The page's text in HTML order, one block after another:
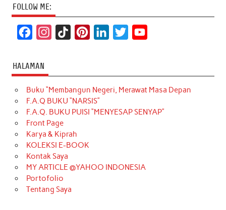
FOLLOW ME:
c
e
b
o
o
k
t
a
g
r
a
m
T
o
k
t
e
r
k
e
d
t
t
e
T
u
b
HALAMAN
Buku “Membangun Negeri, Merawat Masa Depan
F.A.Q BUKU “NARSIS”
F.A.Q. BUKU PUISI “MENYESAP SENYAP”
Front Page
Karya & Kiprah
KOLEKSI E-BOOK
Kontak Saya
MY ARTICLE @YAHOO INDONESIA
Portofolio
Tentang Saya